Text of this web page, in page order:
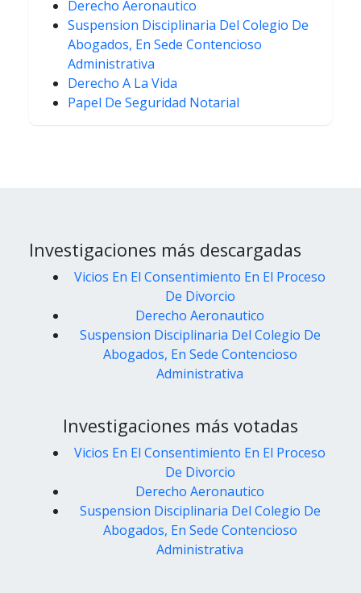
Derecho Aeronautico
Suspension Disciplinaria Del Colegio De
Abogados, En Sede Contencioso
Administrativa
Derecho A La Vida
Papel De Seguridad Notarial
Investigaciones más descargadas
Vicios En El Consentimiento En El Proceso
De Divorcio
Derecho Aeronautico
Suspension Disciplinaria Del Colegio De
Abogados, En Sede Contencioso
Administrativa
Investigaciones más votadas
Vicios En El Consentimiento En El Proceso
De Divorcio
Derecho Aeronautico
Suspension Disciplinaria Del Colegio De
Abogados, En Sede Contencioso
Administrativa